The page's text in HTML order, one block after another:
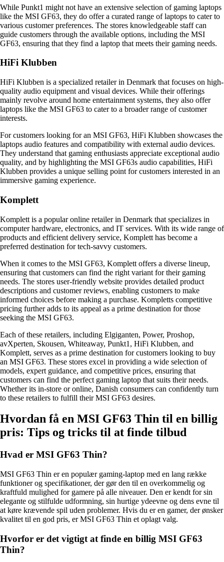
While Punkt1 might not have an extensive selection of gaming laptops
like the MSI GF63, they do offer a curated range of laptops to cater to
various customer preferences. The stores knowledgeable staff can
guide customers through the available options, including the MSI
GF63, ensuring that they find a laptop that meets their gaming needs.
HiFi Klubben
HiFi Klubben is a specialized retailer in Denmark that focuses on high-
quality audio equipment and visual devices. While their offerings
mainly revolve around home entertainment systems, they also offer
laptops like the MSI GF63 to cater to a broader range of customer
interests.
For customers looking for an MSI GF63, HiFi Klubben showcases the
laptops audio features and compatibility with external audio devices.
They understand that gaming enthusiasts appreciate exceptional audio
quality, and by highlighting the MSI GF63s audio capabilities, HiFi
Klubben provides a unique selling point for customers interested in an
immersive gaming experience.
Komplett
Komplett is a popular online retailer in Denmark that specializes in
computer hardware, electronics, and IT services. With its wide range of
products and efficient delivery service, Komplett has become a
preferred destination for tech-savvy customers.
When it comes to the MSI GF63, Komplett offers a diverse lineup,
ensuring that customers can find the right variant for their gaming
needs. The stores user-friendly website provides detailed product
descriptions and customer reviews, enabling customers to make
informed choices before making a purchase. Kompletts competitive
pricing further adds to its appeal as a prime destination for those
seeking the MSI GF63.
Each of these retailers, including Elgiganten, Power, Proshop,
avXperten, Skousen, Whiteaway, Punkt1, HiFi Klubben, and
Komplett, serves as a prime destination for customers looking to buy
an MSI GF63. These stores excel in providing a wide selection of
models, expert guidance, and competitive prices, ensuring that
customers can find the perfect gaming laptop that suits their needs.
Whether its in-store or online, Danish consumers can confidently turn
to these retailers to fulfill their MSI GF63 desires.
Hvordan få en MSI GF63 Thin til en billig
pris: Tips og tricks til at finde tilbud
Hvad er MSI GF63 Thin?
MSI GF63 Thin er en populær gaming-laptop med en lang række
funktioner og specifikationer, der gør den til en overkommelig og
kraftfuld mulighed for gamere på alle niveauer. Den er kendt for sin
elegante og stilfulde udformning, sin hurtige ydeevne og dens evne til
at køre krævende spil uden problemer. Hvis du er en gamer, der ønsker
kvalitet til en god pris, er MSI GF63 Thin et oplagt valg.
Hvorfor er det vigtigt at finde en billig MSI GF63
Thin?